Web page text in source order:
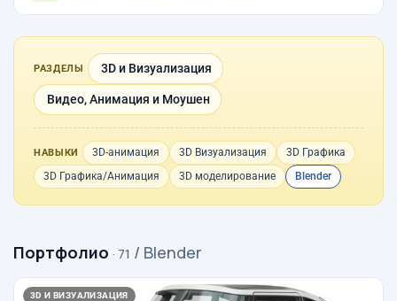
РАЗДЕЛЫ 3D и Визуализация
Видео, Анимация и Моушен
НАВЫКИ 3D-анимация 3D Визуализация
3D Графика
3D Графика/Анимация
3D моделирование Blender
Портфолио · 71 / Blender
3D И ВИЗУАЛИЗАЦИЯ